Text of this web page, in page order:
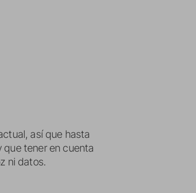
así que hasta
que tener en cuenta
ni datos.